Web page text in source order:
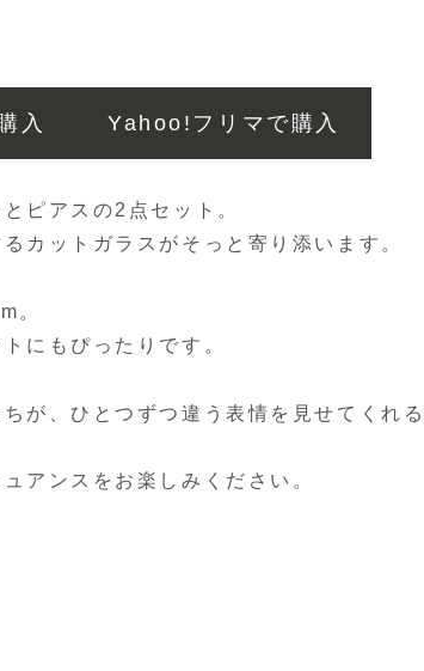
入 Yahoo!フリマで購入
ピアスの2点セット。
カットガラスがそっと寄り添います。
。
にもぴったりです。
が、ひとつずつ違う表情を見せてくれ
アンスをお楽しみください。